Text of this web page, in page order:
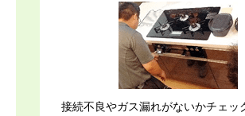
接続不良やガス漏れがないかチェッ